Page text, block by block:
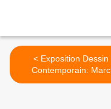
< Exposition Dessin
Contemporain: Marc
BRANDENBURG «